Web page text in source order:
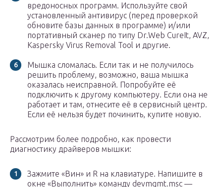
вредоносных программ. Используйте свой
установленный антивирус (перед проверкой
обновите базы данных в программе) и/или
портативный сканер по типу Dr.Web CureIt, AVZ,
Kaspersky Virus Removal Tool и другие.
Мышка сломалась. Если так и не получилось
решить проблему, возможно, ваша мышка
оказалась неисправной. Попробуйте её
подключить к другому компьютеру. Если она не
работает и там, отнесите её в сервисный центр.
Если её нельзя будет починить, купите новую.
Рассмотрим более подробно, как провести
диагностику драйверов мышки:
Зажмите «Вин» и R на клавиатуре. Напишите в
окне «Выполнить» команду devmgmt.msc —